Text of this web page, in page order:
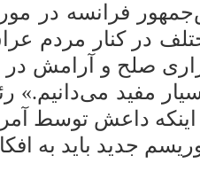
فرانسه در
در کنار
صلح و آرامش
مفید
اینکه داعش توسط
جدید باید به